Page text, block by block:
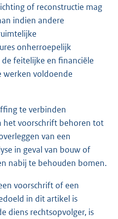
of reconstructie mag
indien andere
onherroepelijk
feitelijke en financiële
werken voldoende
te verbinden
het voorschrift behoren tot
van een
in geval van bouw of
nabij te behouden bomen.
voorschrift of een
in dit artikel is
diens rechtsopvolger, is